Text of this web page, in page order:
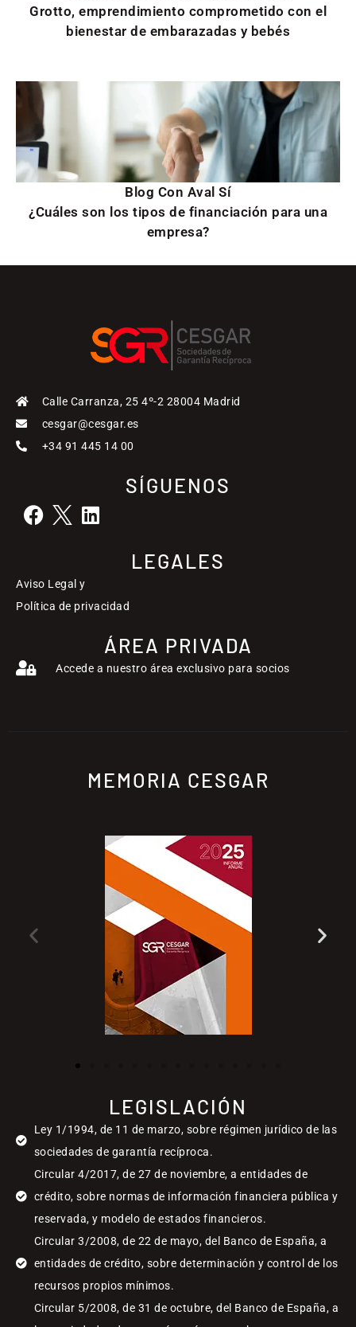
Grotto, emprendimiento comprometido con el
bienestar de embarazadas y bebés
Blog Con Aval Sí
¿Cuáles son los tipos de financiación para una
empresa?
Calle Carranza, 25 4º-2 28004 Madrid
cesgar@cesgar.es
+34 91 445 14 00
SÍGUENOS
LEGALES
Aviso Legal y
Política de privacidad
ÁREA PRIVADA
Accede a nuestro área exclusivo para socios
MEMORIA CESGAR
LEGISLACIÓN
Ley 1/1994, de 11 de marzo, sobre régimen jurídico de las
sociedades de garantía recíproca.
Circular 4/2017, de 27 de noviembre, a entidades de
crédito, sobre normas de información financiera pública y
reservada, y modelo de estados financieros.
Circular 3/2008, de 22 de mayo, del Banco de España, a
entidades de crédito, sobre determinación y control de los
recursos propios mínimos.
Circular 5/2008, de 31 de octubre, del Banco de España, a